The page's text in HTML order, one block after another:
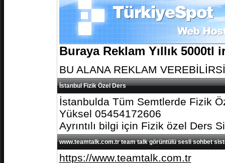
Buraya Reklam Yıllık
BU ALANA REKLAM
İstanbul Fizik Özel Ders
İstanbulda Tüm Semtlerde Fizik
Yüksel 05454172606
Ayrıntılı bilgi için Fizik özel Ders
www.teamtalk.com.tr team talk görüntülü sesli sohbet
https://www.teamtalk.com.tr